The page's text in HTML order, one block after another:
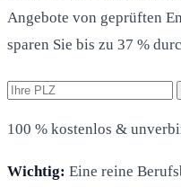
Angebote von geprüften
sparen Sie bis zu 37 %
100 % kostenlos &
Wichtig: Eine reine